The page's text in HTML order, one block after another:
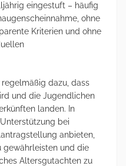
eingestuft – häufig
ohne
Kriterien und ohne
dazu, dass
und die Jugendlichen
landen. In
bei
anbieten,
gewährleisten und die
Altersgutachten zu